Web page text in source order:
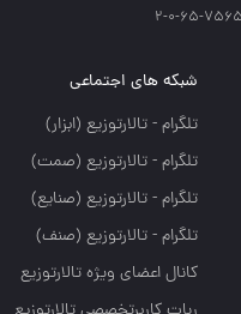
شبکه های اجتماعی
تلگرام - تالارتوزيع (ابزار)
تلگرام - تالارتوزيع (صمت)
تلگرام - تالارتوزيع (صنايع)
تلگرام - تالارتوزیع (صنف)
کانال اعضای ویژه تالارتوزیع